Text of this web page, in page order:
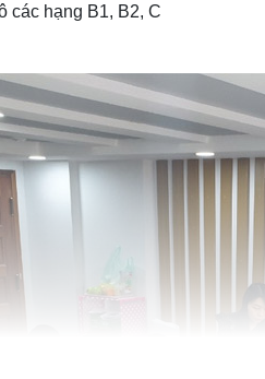
các hạng B1, B2, C